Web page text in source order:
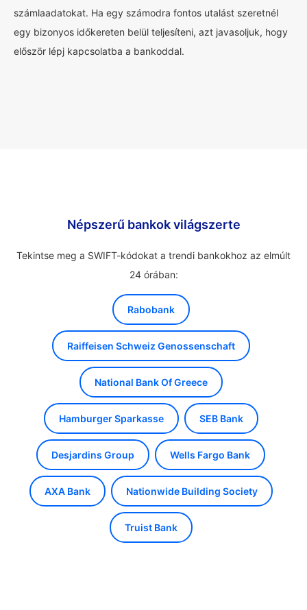
számlaadatokat. Ha egy számodra fontos utalást szeretnél
egy bizonyos időkereten belül teljesíteni, azt javasoljuk, hogy
először lépj kapcsolatba a bankoddal.
Népszerű bankok világszerte
Tekintse meg a SWIFT-kódokat a trendi bankokhoz az elmúlt
24 órában:
Rabobank
Raiffeisen Schweiz Genossenschaft
National Bank Of Greece
Hamburger Sparkasse SEB Bank
Desjardins Group Wells Fargo Bank
AXA Bank Nationwide Building Society
Truist Bank